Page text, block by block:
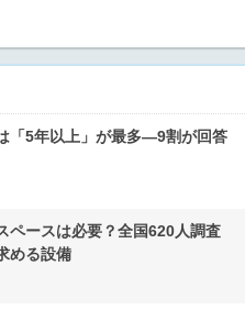
「5年以上」が最多―9割が回答
ペースは必要？全国620人調査
める設備